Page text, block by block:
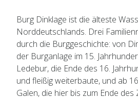
Burg Dinklage ist die älteste
Norddeutschlands. Drei
durch die Burggeschichte: von
der Burganlage im 15.
Ledebur, die Ende des 16.
und fleißig weiterbaute, und ab
Galen, die hier bis zum Ende des